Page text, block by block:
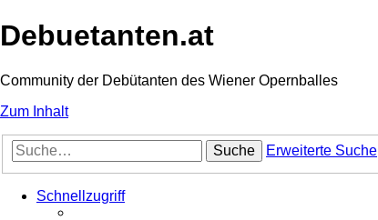
Debuetanten.at
Community der Debütanten des Wiener Opernballes
Zum Inhalt
Suche Erweiterte Suche
Schnellzugriff